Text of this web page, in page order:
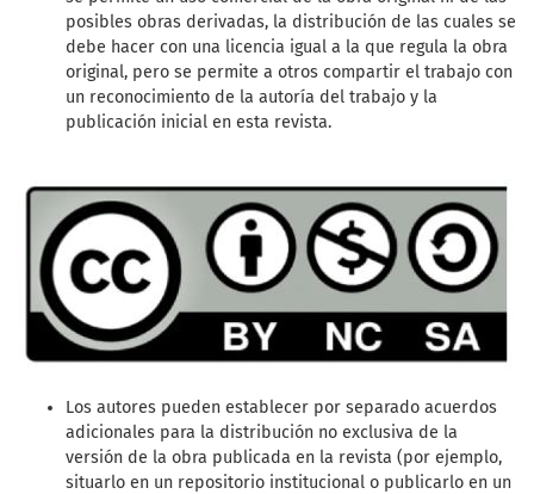
posibles obras derivadas, la distribución de las cuales se
debe hacer con una licencia igual a la que regula la obra
original, pero se permite a otros compartir el trabajo con
un reconocimiento de la autoría del trabajo y la
publicación inicial en esta revista.
Los autores pueden establecer por separado acuerdos
adicionales para la distribución no exclusiva de la
versión de la obra publicada en la revista (por ejemplo,
situarlo en un repositorio institucional o publicarlo en un